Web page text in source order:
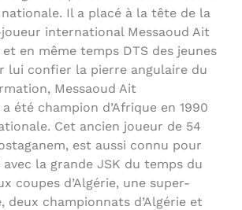
Il a placé à la tête de la
international Messaoud Ait
en même temps DTS des jeunes
lui confier la pierre angulaire du
Messaoud Ait
été champion d’Afrique en 1990
Cet ancien joueur de 54
est aussi connu pour
la grande JSK du temps du
coupes d’Algérie, une super-
deux championnats d’Algérie et